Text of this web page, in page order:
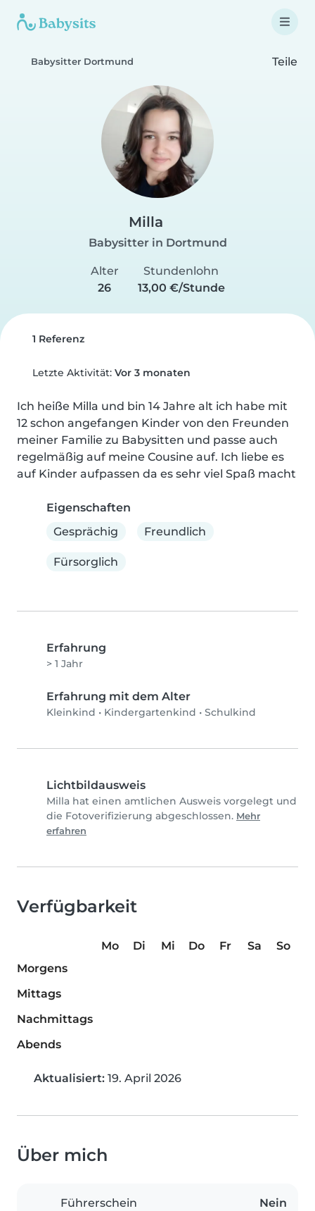
Babysitter Dortmund Teile
Milla
Babysitter in Dortmund
Alter
26
Stundenlohn
13,00 €/Stunde
1 Referenz
Letzte Aktivität: Vor 3 monaten
Ich heiße Milla und bin 14 Jahre alt ich habe mit
12 schon angefangen Kinder von den Freunden
meiner Familie zu Babysitten und passe auch
regelmäßig auf meine Cousine auf. Ich liebe es
auf Kinder aufpassen da es sehr viel Spaß macht
Eigenschaften
Gesprächig
Freundlich
Fürsorglich
Erfahrung
> 1 Jahr
Erfahrung mit dem Alter
Kleinkind • Kindergartenkind • Schulkind
Lichtbildausweis
Milla hat einen amtlichen Ausweis vorgelegt und
die Fotoverifizierung abgeschlossen. Mehr
erfahren
Verfügbarkeit
Mo Di Mi Do Fr Sa
So
Morgens
Mittags
Nachmittags
Abends
Aktualisiert: 19. April 2026
Über mich
Führerschein Nein